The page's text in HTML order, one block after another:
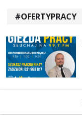
#OFERTYPRACY